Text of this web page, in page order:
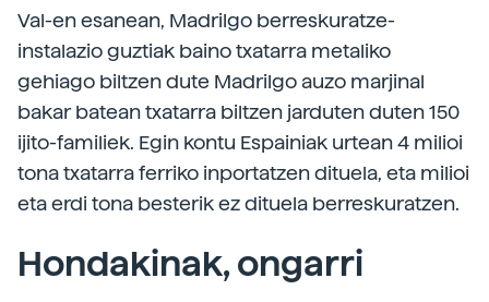
Val-en esanean, Madrilgo berreskuratze-
instalazio guztiak baino txatarra metaliko
gehiago biltzen dute Madrilgo auzo marjinal
bakar batean txatarra biltzen jarduten duten 150
ijito-familiek. Egin kontu Espainiak urtean 4 milioi
tona txatarra ferriko inportatzen dituela, eta milioi
eta erdi tona besterik ez dituela berreskuratzen.
Hondakinak, ongarri